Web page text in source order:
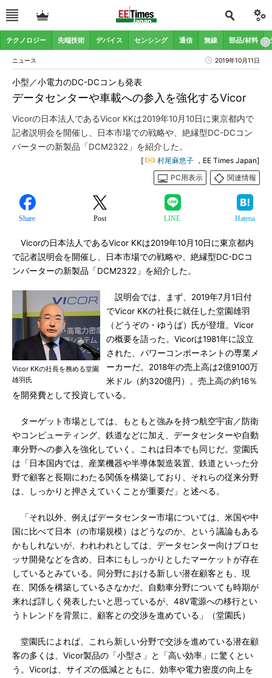
テクノロジー 先端技術 デバイス センシング 通信 無線 部品/材料
ニュース 2019年10月11日
データセンターや車載への参入を強化するVicor
小型／小電力のDC-DCコンも発表
Vicorの日本法人であるVicor KKは2019年10月10日に東京都内で
記者説明会を開催し、日本市場での戦略や、絶縁型DC-DCコン
バーターの新製品「DCM2322」を紹介した。
[ 村尾麻悠子 ，EE Times Japan]
PC用表示
関連情報
Share Post LINE Hatena
Vicorの日本法人であるVicor KKは2019年10月10日に東京都内
で記者説明会を開催し、日本市場での戦略や、絶縁型DC-DCコ
ンバーターの新製品「DCM2322」を紹介した。
Vicor KKの社長を務める堂園
雄羽氏
説明会では、まず、2019年7月1日付
でVicor KKの社長に就任した堂園雄羽
（どうぞの・ゆうば）氏が登壇。Vicor
の概要を語った。Vicorは1981年に設立
された、パワーコンポーネントの専業メ
ーカーだ。2018年の売上高は2億9100万
米ドル（約320億円）。売上高の約16％
を開発費として投資している。
ターゲット市場としては、もともと強みを持つ航空宇宙／防衛
やコンピューティング、鉄道などに加え、データセンターや自動
車分野への参入を強化していく。これは日本でも同じだ。堂園氏
は「日本国内では、産業機器や半導体製造装置、鉄道といった分
野で顧客と長期にわたる関係を構築しており、それらの従来分野
は、しっかりと押さえていくことが重要だ」と述べる。
「それ以外、例えばデータセンター市場については、米国や中
国に比べて日本（の市場規模）はどうなのか、という議論もある
かもしれないが、われわれとしては、データセンター向けプロセ
ッサ開発などを含め、日本にもしっかりとしたマーケットが存在
しているとみている。同分野における新しい潜在顧客とも、現
在、関係を構築しているさなかだ。自動車分野についても時期が
来れば詳しく発表したいと思っているが、48V電源への移行とい
うトレンドを背景に、顧客との交渉を進めている」（堂園氏）
堂園氏によれば、これら新しい分野で交渉を進めている潜在顧
客の多くは、Vicor製品の「小型さ」と「高い効率」に驚くとい
う。Vicorは、サイズの低減とともに、効率や電力密度の向上を